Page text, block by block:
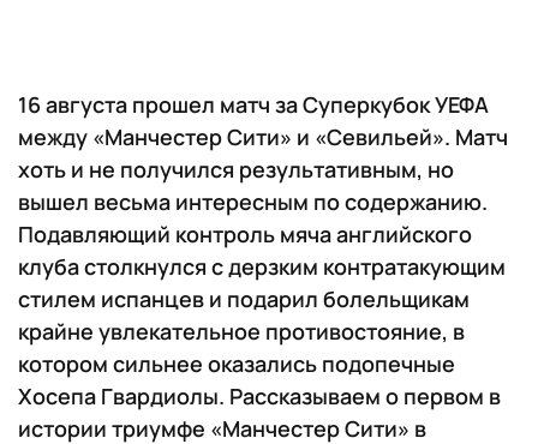
16 августа прошел матч за Суперкубок УЕФА
между «Манчестер Сити» и «Севильей». Матч
хоть и не получился результативным, но
вышел весьма интересным по содержанию.
Подавляющий контроль мяча английского
клуба столкнулся с дерзким контратакующим
стилем испанцев и подарил болельщикам
крайне увлекательное противостояние, в
котором сильнее оказались подопечные
Хосепа Гвардиолы. Рассказываем о первом в
истории триумфе «Манчестер Сити» в